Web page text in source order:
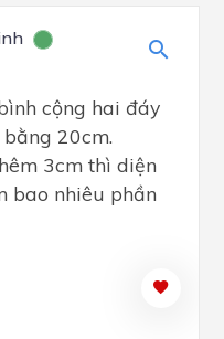
cộng hai đáy
20cm.
3cm thì diện
bao nhiêu phần